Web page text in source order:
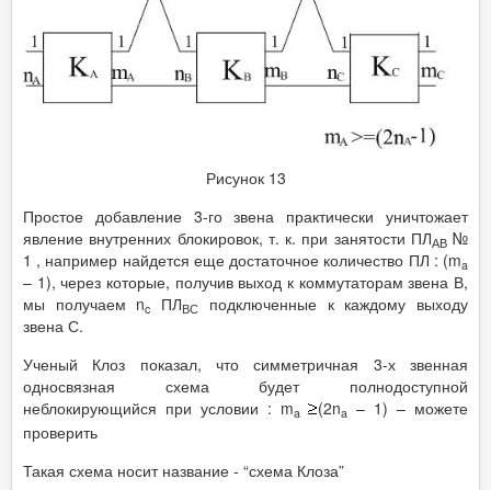
Рисунок 13
Простое добавление 3-го звена практически уничтожает
явление внутренних блокировок, т. к. при занятости ПЛАВ№
1 , например найдется еще достаточное количество ПЛ : (ma
– 1), через которые, получив выход к коммутаторам звена В,
мы получаем nc ПЛВС
подключенные к каждому выходу
звена С.
Ученый Клоз показал, что симметричная 3-х звенная
односвязная схема будет полнодоступной
неблокирующийся при условии : ma (2na – 1) – можете
проверить
Такая схема носит название - “схема Клоза”